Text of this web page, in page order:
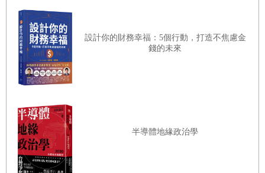
Beeple的拼貼畫以天價拍出，藝術界頓時明白，NFT是
有價值的，因為NFT是完全獨一無二的，而且這種獨特性還
能驗證。NFT能保管自身的獨特性，能自我驗證自身是獨一
無二的藝術品。（好比驗鈔機能驗出真鈔，NFT可以驗證自
在，就能做到。
即使是不熟悉加密貨幣或區塊鏈的人，在Beeple 的拼貼
畫拍出之後，也漸漸開始理解。突然間，區塊鏈不只是比特
幣之類的數位貨幣的基礎，還能發展出各種用途。
設計你的財務幸福：5個行動，打造不焦慮金
錢的未來
半導體地緣政治學